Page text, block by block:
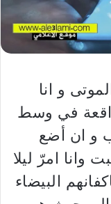
و انا
في وسط
و ان أضع
وانا امرّ ليلا
البيضاء